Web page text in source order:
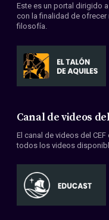
Este es un portal dirigido
con la finalidad de ofrecer
filosofía.
Canal de videos
El canal de videos del
todos los videos